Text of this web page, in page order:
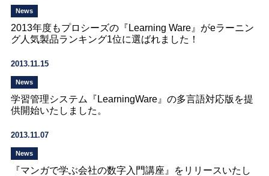
News
2013年度もプロシーズの『Learning Ware』がeラーニン
グ人気製品ランキング1位に選ばれました！
2013.11.15
News
学習管理システム『LearningWare』の多言語対応版を提
供開始いたしました。
2013.11.07
News
『マンガで学ぶ会社の数字入門講座』をリリースいたし